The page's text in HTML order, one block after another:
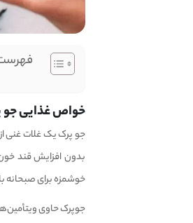
خواص غذایی جو
جو پرک یک غلات غنی
بدون افزایش قند
خوشمزه برای صبحانه